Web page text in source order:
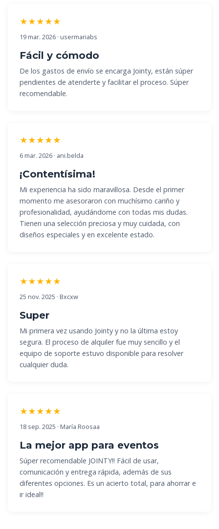
★★★★★
19 mar. 2026 · usermariabs
Fácil y cómodo
De los gastos de envío se encarga Jointy, están súper
pendientes de atenderte y facilitar el proceso. Súper
recomendable.
★★★★★
6 mar. 2026 · ani.belda
¡Contentísima!
Mi experiencia ha sido maravillosa. Desde el primer
momento me asesoraron con muchísimo cariño y
profesionalidad, ayudándome con todas mis dudas.
Tienen una selección preciosa y muy cuidada, con
diseños especiales y en excelente estado.
★★★★★
25 nov. 2025 · Bxcxw
Super
Mi primera vez usando Jointy y no la última estoy
segura. El proceso de alquiler fue muy sencillo y el
equipo de soporte estuvo disponible para resolver
cualquier duda.
★★★★★
18 sep. 2025 · María Roosaa
La mejor app para eventos
Súper recomendable JOINTY!! Fácil de usar,
comunicación y entrega rápida, además de sus
diferentes opciones. Es un acierto total, para ahorrar e
ir ideal!!